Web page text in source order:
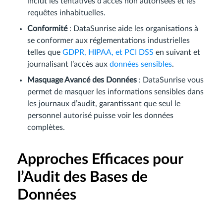
requêtes inhabituelles.
Conformité: DataSunrise aide les organisations à
se conformer aux réglementations industrielles
telles que GDPR, HIPAA, et PCI DSS en suivant et
journalisant l’accès aux données sensibles.
Masquage Avancé des Données : DataSunrise vous
permet de masquer les informations sensibles dans
les journaux d’audit, garantissant que seul le
personnel autorisé puisse voir les données
complètes.
Approches Efficaces pour
l’Audit des Bases de
Données